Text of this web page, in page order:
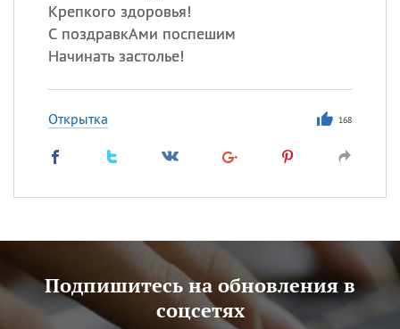
Крепкого здоровья!
С поздравкАми поспешим
Начинать застолье!
Открытка 168
Подпишитесь на обновления в
соцсетях